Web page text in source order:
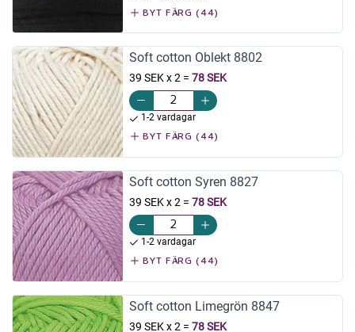
BYT FÄRG (44)
Soft cotton Oblekt 8802
39 SEK x 2= 78 SEK
1-2 vardagar
BYT FÄRG (44)
Soft cotton Syren 8827
39 SEK x 2 = 78 SEK
1-2 vardagar
BYT FÄRG (44)
Soft cotton Limegrön 8847
39 SEK x 2 = 78 SEK